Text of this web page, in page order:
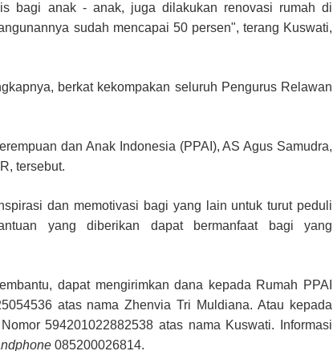
bagi anak - anak, juga dilakukan renovasi rumah di
sudah mencapai 50 persen", terang Kuswati,
berkat kekompakan seluruh Pengurus Relawan
dan Anak Indonesia (PPAI), AS Agus Samudra,
tersebut.
dan memotivasi bagi yang lain untuk turut peduli
yang diberikan dapat bermanfaat bagi yang
dapat mengirimkan dana kepada Rumah PPAI
atas nama Zhenvia Tri Muldiana. Atau kepada
594201022882538 atas nama Kuswati. Informasi
085200026814.